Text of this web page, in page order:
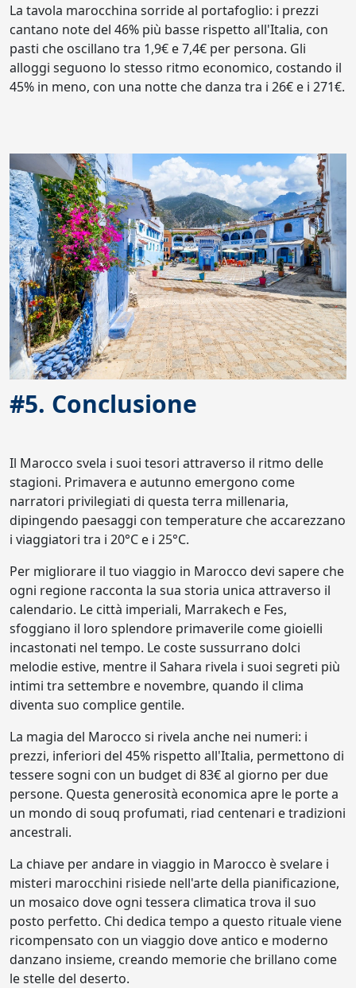
La tavola marocchina sorride al portafoglio: i prezzi
cantano note del 46% più basse rispetto all'Italia, con
pasti che oscillano tra 1,9€ e 7,4€ per persona. Gli
alloggi seguono lo stesso ritmo economico, costando il
45% in meno, con una notte che danza tra i 26€ e i 271€.
#5. Conclusione
Il Marocco svela i suoi tesori attraverso il ritmo delle
stagioni. Primavera e autunno emergono come
narratori privilegiati di questa terra millenaria,
dipingendo paesaggi con temperature che accarezzano
i viaggiatori tra i 20°C e i 25°C.
Per migliorare il tuo viaggio in Marocco devi sapere che
ogni regione racconta la sua storia unica attraverso il
calendario. Le città imperiali, Marrakech e Fes,
sfoggiano il loro splendore primaverile come gioielli
incastonati nel tempo. Le coste sussurrano dolci
melodie estive, mentre il Sahara rivela i suoi segreti più
intimi tra settembre e novembre, quando il clima
diventa suo complice gentile.
La magia del Marocco si rivela anche nei numeri: i
prezzi, inferiori del 45% rispetto all'Italia, permettono di
tessere sogni con un budget di 83€ al giorno per due
persone. Questa generosità economica apre le porte a
un mondo di souq profumati, riad centenari e tradizioni
ancestrali.
La chiave per andare in viaggio in Marocco è svelare i
misteri marocchini risiede nell'arte della pianificazione,
un mosaico dove ogni tessera climatica trova il suo
posto perfetto. Chi dedica tempo a questo rituale viene
ricompensato con un viaggio dove antico e moderno
danzano insieme, creando memorie che brillano come
le stelle del deserto.